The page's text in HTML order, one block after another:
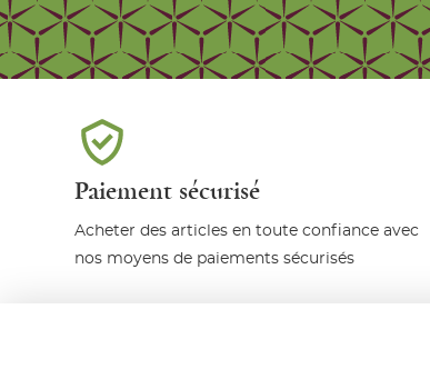
Paiement sécurisé
Acheter des articles en toute confiance avec
nos moyens de paiements sécurisés